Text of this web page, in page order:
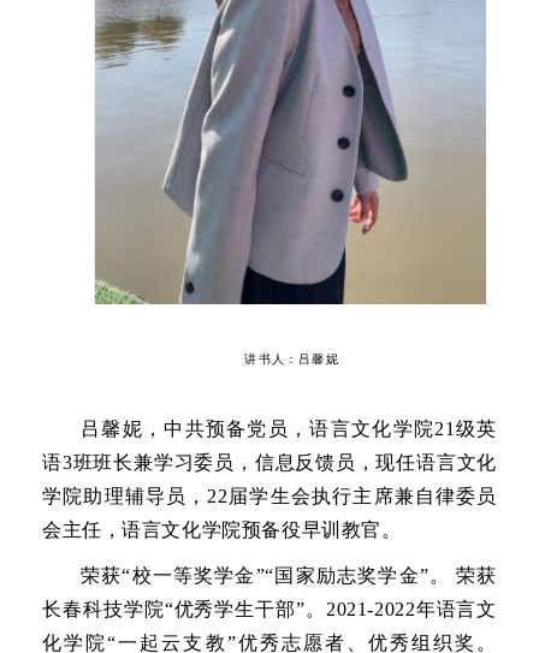
讲书人：吕馨妮
吕馨妮，中共预备党员，语言文化学院21级英
语3班班长兼学习委员，信息反馈员，现任语言文化
学院助理辅导员，22届学生会执行主席兼自律委员
会主任，语言文化学院预备役早训教官。
荣获“校一等奖学金”“国家励志奖学金”。 荣获
长春科技学院“优秀学生干部”。2021-2022年语言文
化学院“一起云支教”优秀志愿者、优秀组织奖。